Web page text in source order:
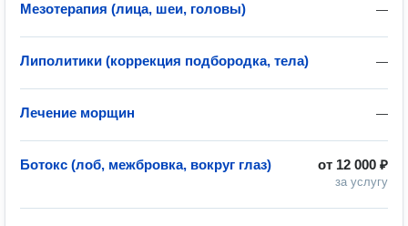
—
Мезотерапия (лица, шеи, головы)
—
Липолитики (коррекция подбородка, тела)
—
Лечение морщин
от 12 000 ₽
за услугу
Ботокс (лоб, межбровка, вокруг глаз)